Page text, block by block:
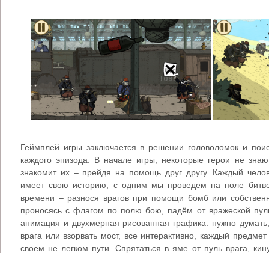
Геймплей игры заключается в решении головоломок и
каждого эпизода. В начале игры, некоторые герои не
знакомит их – прейдя на помощь друг другу. Каждый
имеет свою историю, с одним мы проведем на поле
времени – разнося врагов при помощи бомб или
проносясь с флагом по полю бою, падём от вражеской
анимация и двухмерная рисованная графика: нужно
врага или взорвать мост, все интерактивно, каждый
своем не легком пути. Спрятаться в яме от пуль врага,